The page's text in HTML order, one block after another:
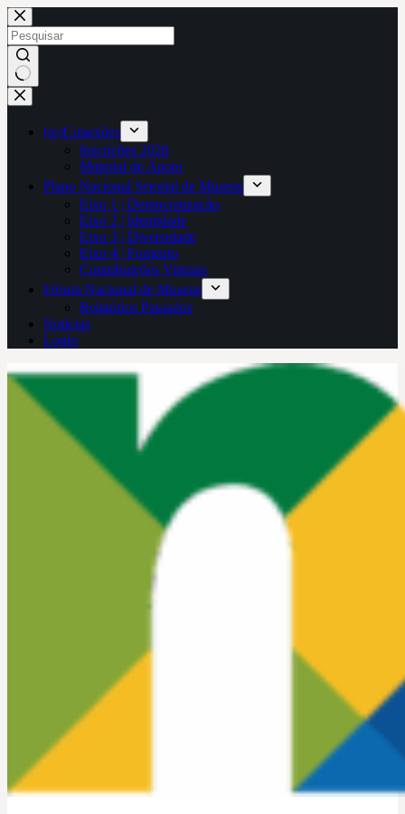
Pular
para
o
conteúdo
Sem
resultados
(re)Conexões
Inscrições 2026
Material de Apoio
Plano Nacional Setorial de Museus
Eixo 1 | Democratização
Eixo 2 | Identidade
Eixo 3 | Diversidade
Eixo 4 | Fomento
Contribuições Virtuais
Fórum Nacional de Museus
Relatórios Passados
Notícias
Login